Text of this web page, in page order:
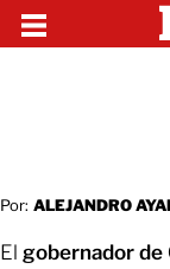
Por: ALEJANDRO
El gobernador de